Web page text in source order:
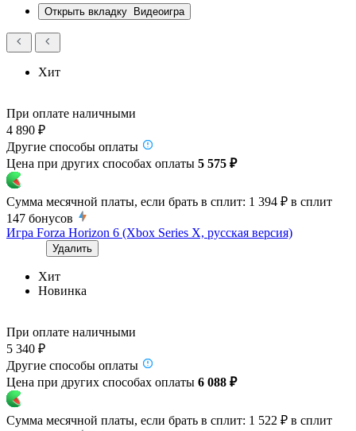
Открыть вкладку Видеоигра
Хит
При оплате наличными
4 890 ₽
Другие способы оплаты
Цена при других способах оплаты 5 575 ₽
Сумма месячной платы, если брать в сплит: 1 394 ₽ в сплит
147 бонусов
Игра Forza Horizon 6 (Xbox Series X, русская версия)
Удалить
Хит
Новинка
При оплате наличными
5 340 ₽
Другие способы оплаты
Цена при других способах оплаты 6 088 ₽
Сумма месячной платы, если брать в сплит: 1 522 ₽ в сплит